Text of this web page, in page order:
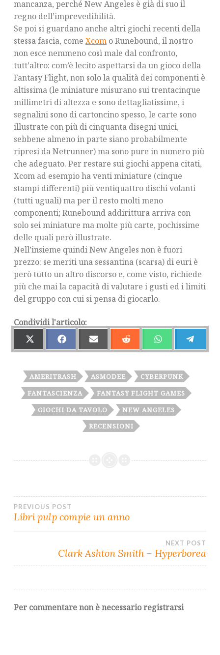
mancanza, perché New Angeles è già di suo il
regno dell’imprevedibilità.
Se poi si guardano anche altri giochi recenti della
stessa fascia, come Xcom o Runebound, il nostro
non esce nemmeno così male dal confronto,
tutt’altro: com’è lecito aspettarsi da un gioco della
Fantasy Flight, non solo la qualità dei componenti è
altissima (le miniature misurano sui trentacinque
millimetri di altezza e sono dettagliatissime, i
segnalini sono di cartoncino spesso, le carte sono
illustrate con più di cinquanta disegni unici,
sebbene almeno in parte siano probabilmente
ripresi da Netrunner) ma sono pure in numero più
che adeguato. Per restare sui giochi appena citati,
Xcom ad esempio ha venti miniature (cinque
stampi differenti) più ventiquattro dischi volanti
(tutti uguali) ma per il resto molti meno
componenti; Runebound addirittura arriva con
solo sei miniature ma molte più carte, pochissime
delle quali però illustrate.
Nell’insieme quindi New Angeles non è fuori
prezzo: se meriti una sessantina (scarsa) di euri è
però tutto un altro discorso e, come visto, richiede
più che mai la capacità di valutare i gusti ed i limiti
del gruppo con cui si pensa di giocarlo.
Condividi l'articolo:
S
H
A
E
O
N
X
(
T
W
I
S
H
A
E
O
N
F
A
C
E
B
S
H
A
E
O
N
E
M
A
I
L
S
H
A
E
O
N
R
E
D
D
I
T
S
H
A
E
O
N
W
H
A
T
S
S
H
A
O
T
E
AMERITRASH ASMODEE
CYBERPUNK
FANTASCIENZA
FANTASY FLIGHT GAMES
GIOCHI DA TAVOLO
NEW ANGELES
RECENSIONI
Navigazione
articoli
PREVIOUS POST
Libri pulp compie un anno
NEXT POST
Clark Ashton Smith – Hyperborea
Per commentare non è necessario registrarsi